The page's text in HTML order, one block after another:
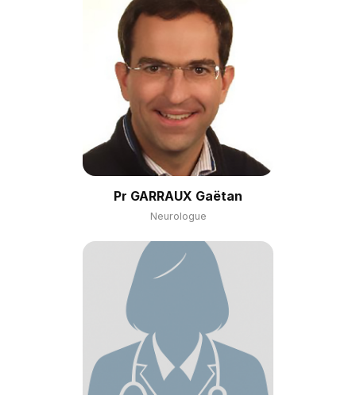
Pr GARRAUX Gaëtan
Neurologue